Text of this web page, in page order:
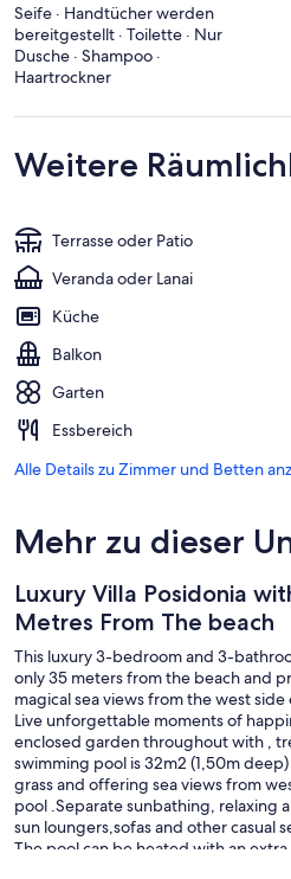
Seife · Handtücher werden
bereitgestellt · Toilette · Nur
Dusche · Shampoo ·
Haartrockner
Weitere
Terrasse oder Patio
Veranda oder Lanai
Küche
Balkon
Garten
Essbereich
Alle Details zu Zimmer und Betten
Mehr zu dieser
Luxury Villa Posidonia
Metres From The beach
This luxury 3-bedroom and 3-
only 35 meters from the beach and
magical sea views from the west side
Live unforgettable moments of
enclosed garden throughout with ,
swimming pool is 32m2 (1,50m
grass and offering sea views from
pool .Separate sunbathing, relaxing
sun loungers,sofas and other casual
The pool can be heated with an